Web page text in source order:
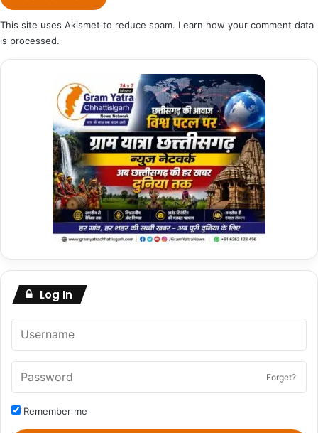
This site uses Akismet to reduce spam. Learn how your comment data
is processed.
Log In
Forget?
Remember me